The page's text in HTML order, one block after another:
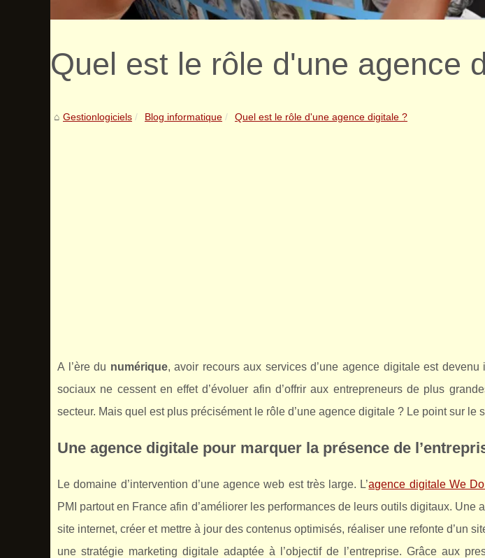
Quel est le rôle d'une agence
Gestionlogiciels Blog informatique Quel est le rôle d'une agence digitale ?
A l’ère du numérique, avoir recours aux services d’une agence digitale est
sociaux ne cessent en effet d’évoluer afin d’offrir aux entrepreneurs de plus
secteur. Mais quel est plus précisément le rôle d’une agence digitale ? Le point sur le
Une agence digitale pour marquer la présence de
Le domaine d’intervention d’une agence web est très large. L’agence digitale We
PMI partout en France afin d’améliorer les performances de leurs outils digitaux. Une
site internet, créer et mettre à jour des contenus optimisés, réaliser une refonte d’un
une stratégie marketing digitale adaptée à l’objectif de l’entreprise. Grâce aux